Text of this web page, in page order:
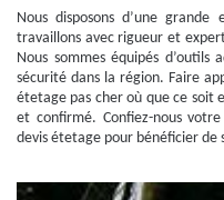
Nous disposons d’une
travaillons avec rigueur et
Nous sommes équipés
sécurité dans la région. Faire
étetage pas cher où que ce soit
et confirmé. Confiez-nous
devis étetage pour bénéficier de